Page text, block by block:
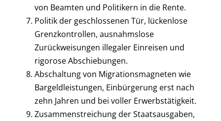
von Beamten und Politikern in die Rente.
Politik der geschlossenen Tür, lückenlose
Grenzkontrollen, ausnahmslose
Zurückweisungen illegaler Einreisen und
rigorose Abschiebungen.
Abschaltung von Migrationsmagneten wie
Bargeldleistungen, Einbürgerung erst nach
zehn Jahren und bei voller Erwerbstätigkeit.
Zusammenstreichung der Staatsausgaben,